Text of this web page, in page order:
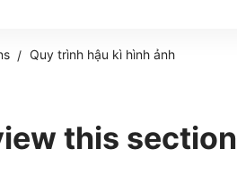
Quy trình hậu kì hình ảnh
this section